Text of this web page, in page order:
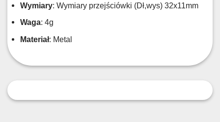
Wymiary: Wymiary przejściówki (Dł,wys) 32x11mm
Waga: 4g
Materiał: Metal